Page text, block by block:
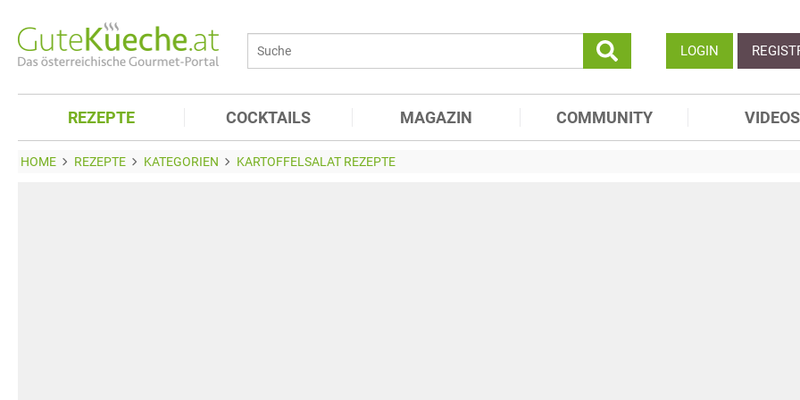
LOGIN
REZEPTE COCKTAILS MAGAZIN COMMUNITY VIDEOS
HOME REZEPTE KATEGORIEN KARTOFFELSALAT REZEPTE